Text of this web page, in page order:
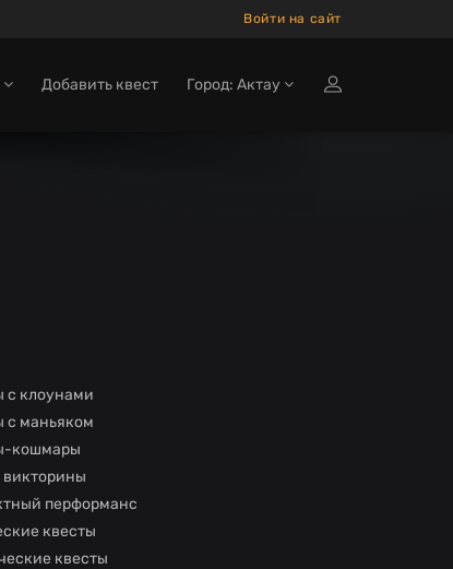
Войти на сайт
Добавить квест Город: Актау
с клоунами
с маньяком
кошмары
викторины
перформанс
квесты
квесты